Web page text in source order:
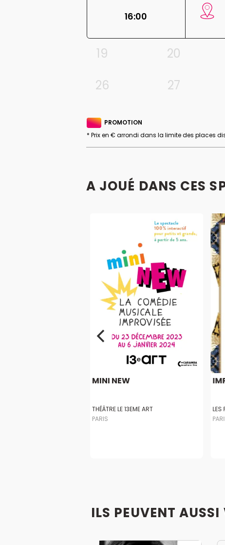
16:00
19 20
26
27
PROMOTION
* Prix en € arrondi dans la limite des places
A JOUÉ DANS CES
MINI NEW
THÉÂTRE LE 13EME ART
PARIS
LES
ILS PEUVENT AUSSI